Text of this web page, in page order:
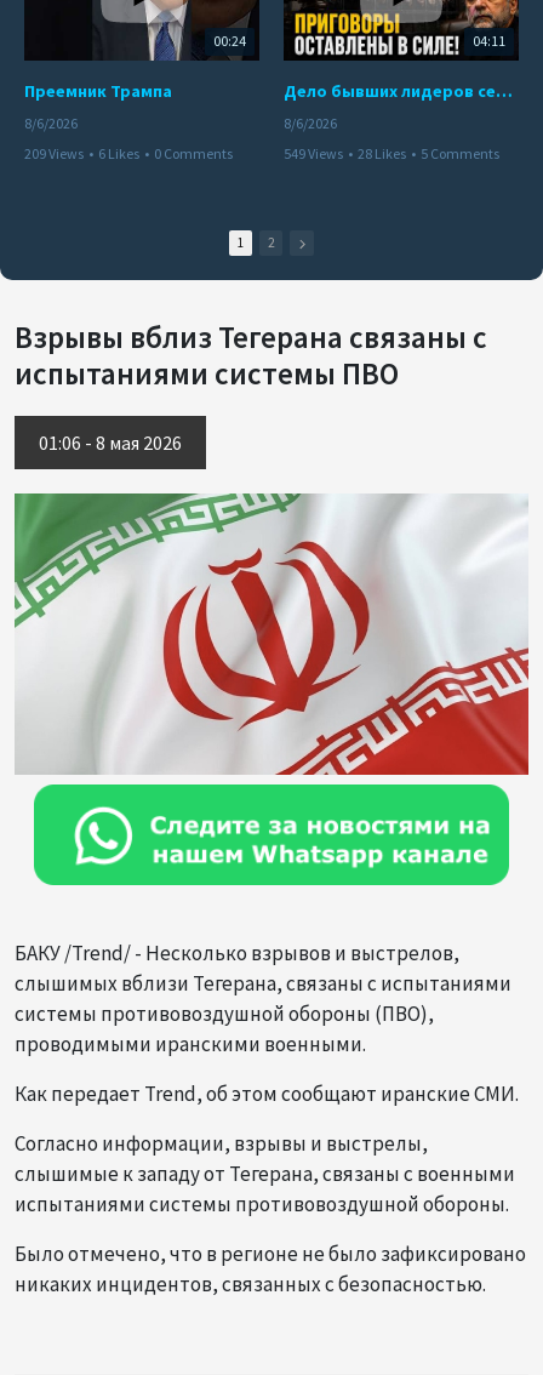
00:24
Преемник Трампа
8/6/2026
209 Views • 6 Likes • 0 Comments
04:11
Дело бывших лидеров сепаратистского режима в Карабахе
8/6/2026
549 Views • 28 Likes • 5 Comments
1 2
Взрывы вблиз Тегерана связаны с
испытаниями системы ПВО
01:06 - 8 мая 2026
БАКУ /Trend/ - Несколько взрывов и выстрелов,
слышимых вблизи Тегерана, связаны с испытаниями
системы противовоздушной обороны (ПВО),
проводимыми иранскими военными.
Как передает Trend, об этом сообщают иранские СМИ.
Согласно информации, взрывы и выстрелы,
слышимые к западу от Тегерана, связаны с военными
испытаниями системы противовоздушной обороны.
Было отмечено, что в регионе не было зафиксировано
никаких инцидентов, связанных с безопасностью.